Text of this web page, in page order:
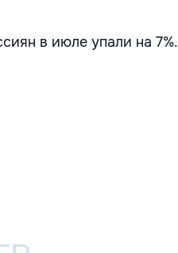
в июле упали на 7%.